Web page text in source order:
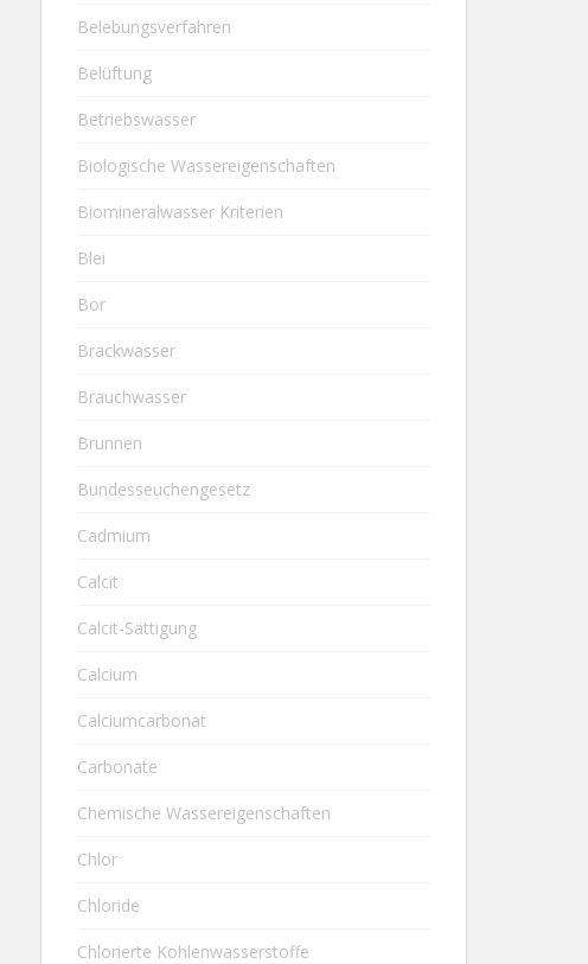
Belebungsverfahren
Belüftung
Betriebswasser
Biologische Wassereigenschaften
Biomineralwasser Kriterien
Blei
Bor
Brackwasser
Brauchwasser
Brunnen
Bundesseuchengesetz
Cadmium
Calcit
Calcit-Sättigung
Calcium
Calciumcarbonat
Carbonate
Chemische Wassereigenschaften
Chlor
Chloride
Chlorierte Kohlenwasserstoffe